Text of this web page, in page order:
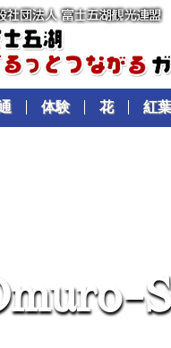
体験 花 紅葉
muro-S